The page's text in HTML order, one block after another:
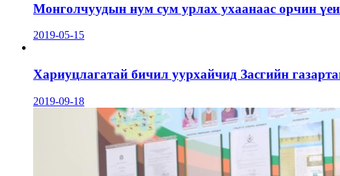
Монголчуудын нум сум урлах ухаанаас орчин
2019-05-15
Хариуцлагатай бичил уурхайчид Засгийн
2019-09-18